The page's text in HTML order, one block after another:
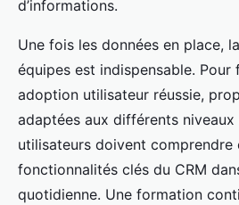
d’informations.
Une fois les données en place,
équipes est indispensable. Pour
adoption utilisateur réussie,
adaptées aux différents niveaux
utilisateurs doivent comprendre
fonctionnalités clés du CRM
quotidienne. Une formation